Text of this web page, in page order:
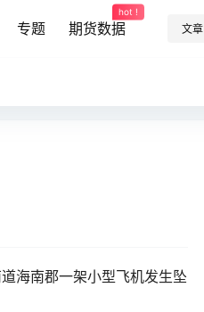
专题 期货数据
hot !
文章
海南郡一架小型飞机发生坠